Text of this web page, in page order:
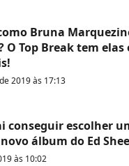
Bruna
O Top Break tem elas
2019 às 17:13
conseguir escolher
álbum do Ed
às 10:02